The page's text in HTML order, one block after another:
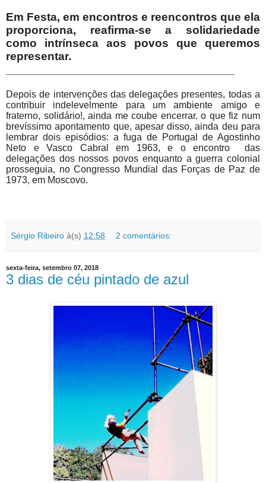
Em Festa, em encontros e reencontros que ela
proporciona, reafirma-se a solidariedade
como intrínseca aos povos que queremos
representar.
Depois de intervenções das delegações presentes, todas a
contribuir indelevelmente para um ambiente amigo e
fraterno, solidário!, ainda me coube encerrar. o que fiz num
brevíssimo apontamento que, apesar disso, ainda deu para
lembrar dois episódios: a fuga de Portugal de Agostinho
Neto e Vasco Cabral em 1963, e o encontro das
delegações dos nossos povos enquanto a guerra colonial
prosseguia, no Congresso Mundial das Forças de Paz de
1973, em Moscovo.
Sérgio Ribeiro à(s) 12:58 2 comentários:
sexta-feira, setembro 07, 2018
3 dias de céu pintado de azul